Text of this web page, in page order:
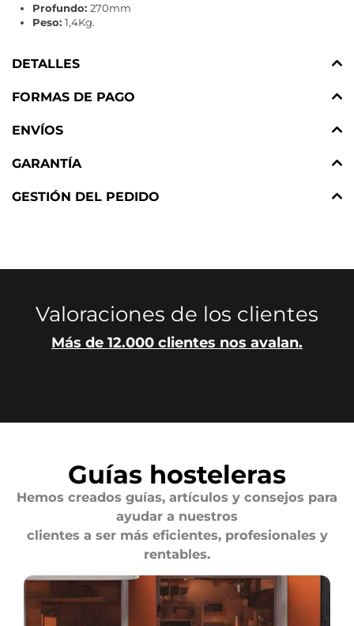
Profundo: 270mm
Peso: 1,4Kg.
DETALLES
FORMAS DE PAGO
ENVÍOS
GARANTÍA
GESTIÓN DEL PEDIDO
Valoraciones de los clientes
Más de 12.000 clientes nos avalan.
Guías hosteleras
Hemos creados guías, artículos y consejos para
ayudar a nuestros
clientes a ser más eficientes, profesionales y
rentables.